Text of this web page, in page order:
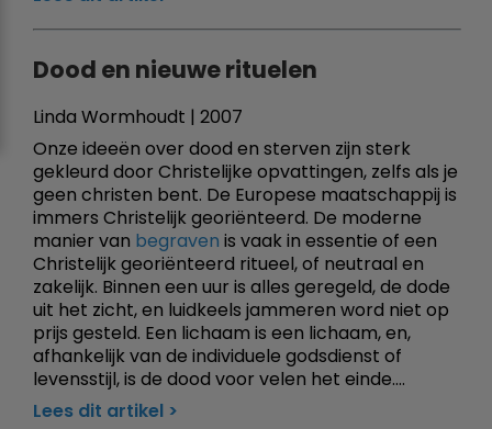
Dood en nieuwe rituelen
Linda Wormhoudt | 2007
Onze ideeën over dood en sterven zijn sterk
gekleurd door Christelijke opvattingen, zelfs als je
geen christen bent. De Europese maatschappij is
immers Christelijk georiënteerd. De moderne
manier van begraven is vaak in essentie of een
Christelijk georiënteerd ritueel, of neutraal en
zakelijk. Binnen een uur is alles geregeld, de dode
uit het zicht, en luidkeels jammeren word niet op
prijs gesteld. Een lichaam is een lichaam, en,
afhankelijk van de individuele godsdienst of
levensstijl, is de dood voor velen het einde....
Lees dit artikel